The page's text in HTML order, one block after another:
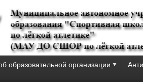
образовательной организации